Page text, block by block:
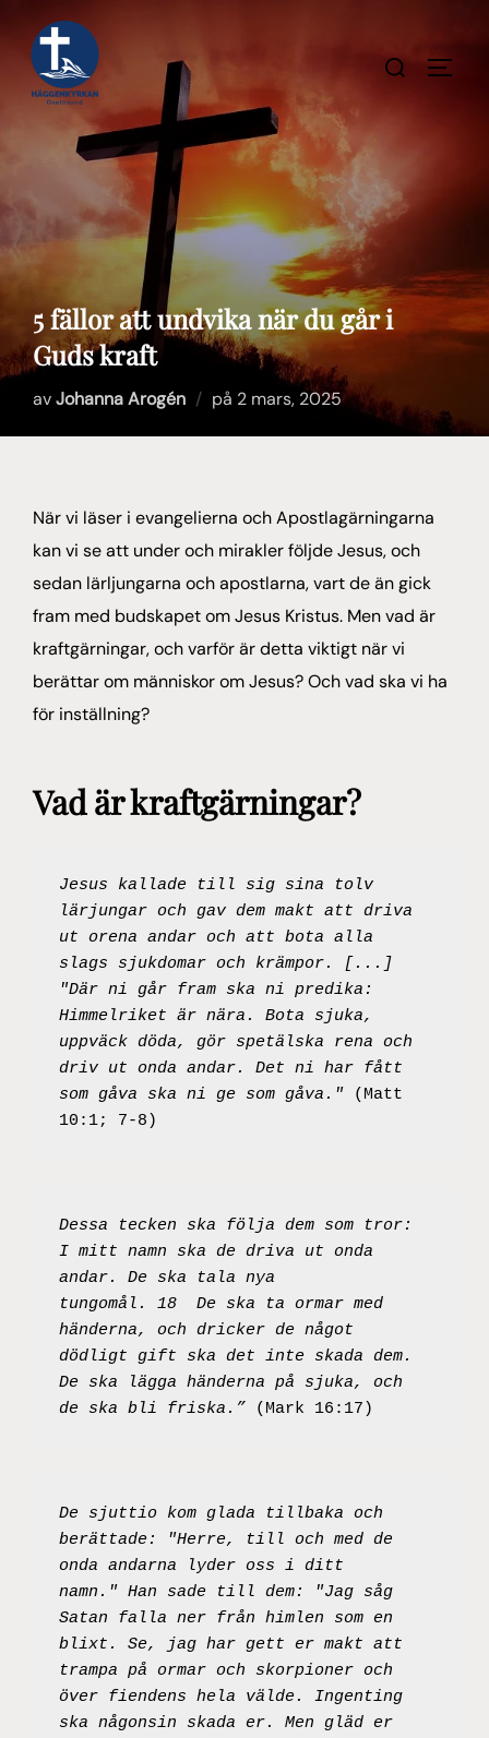
innehåll
Sök
5 fällor att undvika när du går i
Guds kraft
avJohanna Arogén på Publicerat
2 mars, 2025
När vi läser i evangelierna och Apostlagärningarna
kan vi se att under och mirakler följde Jesus, och
sedan lärljungarna och apostlarna, vart de än gick
fram med budskapet om Jesus Kristus. Men vad är
kraftgärningar, och varför är detta viktigt när vi
berättar om människor om Jesus? Och vad ska vi ha
för inställning?
Vad är kraftgärningar?
Jesus kallade till sig sina tolv
lärjungar och gav dem makt att driva
ut orena andar och att bota alla
slags sjukdomar och krämpor. [...]
"Där ni går fram ska ni predika:
Himmelriket är nära. Bota sjuka,
uppväck döda, gör spetälska rena och
driv ut onda andar. Det ni har fått
som gåva ska ni ge som gåva." (Matt
10:1; 7-8)
Dessa tecken ska följa dem som tror:
I mitt namn ska de driva ut onda
andar. De ska tala nya
tungomål. 18  De ska ta ormar med
händerna, och dricker de något
dödligt gift ska det inte skada dem.
De ska lägga händerna på sjuka, och
de ska bli friska.” (Mark 16:17)
De sjuttio kom glada tillbaka och
berättade: "Herre, till och med de
onda andarna lyder oss i ditt
namn." Han sade till dem: "Jag såg
Satan falla ner från himlen som en
blixt. Se, jag har gett er makt att
trampa på ormar och skorpioner och
över fiendens hela välde. Ingenting
ska någonsin skada er. Men gläd er